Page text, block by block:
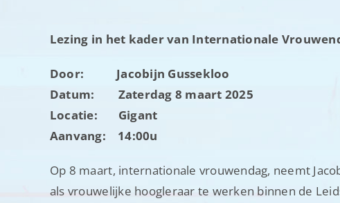
Lezing in het kader van Internationale
Door: Jacobijn Gussekloo
Datum: Zaterdag 8 maart 2025
Locatie: Gigant
Aanvang: 14:00u
Op 8 maart, internationale vrouwendag, neemt
als vrouwelijke hoogleraar te werken binnen de